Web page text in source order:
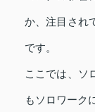
か、注目され
です。
ここでは、ソ
もソロワーク